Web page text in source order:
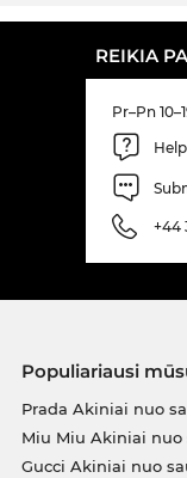
REIKIA
Pr–Pn
+44
Populiariausi
Prada Akiniai nuo
Miu Miu Akiniai nuo
Gucci Akiniai nuo